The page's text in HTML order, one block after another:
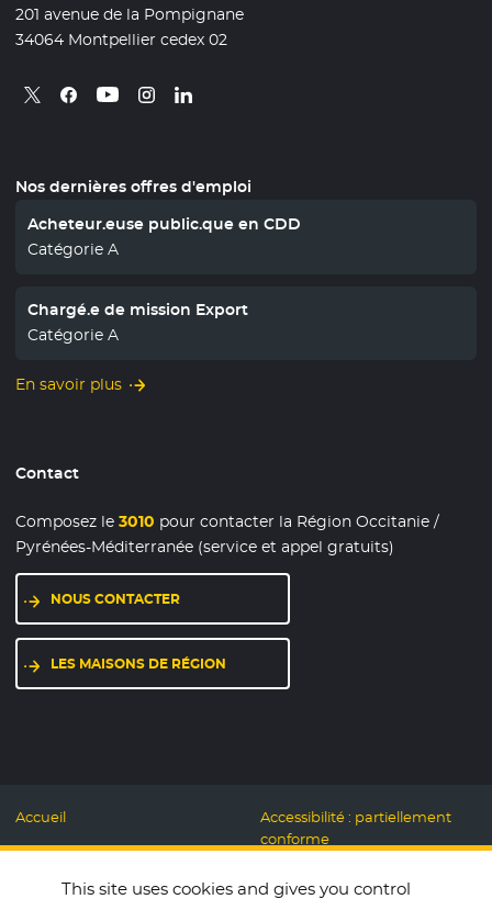
201 avenue de la Pompignane
34064 Montpellier cedex 02
Retrouvez nous sur X
- Nouvelle fenêtre
Retrouvez nous sur Facebook
- Nouvelle fenêtre
Retrouvez nous sur Youtube
- Nouvelle fenêtre
Retrouvez nous sur Instagram
- Nouvelle fenêtre
Retrouvez nous sur Linkedin
- Nouvelle fenêtre
Nos dernières offres d'emploi
Acheteur.euse public.que en CDD
Catégorie A
Chargé.e de mission Export
Catégorie A
En savoir plus
Contact
Composez le3010 pour contacter la Région Occitanie /
Pyrénées-Méditerranée (service et appel gratuits)
NOUS CONTACTER
LES MAISONS DE RÉGION
Accueil
Mentions légales
Données personnelles et
Accessibilité : partiellement
conforme
This site uses cookies and gives you control